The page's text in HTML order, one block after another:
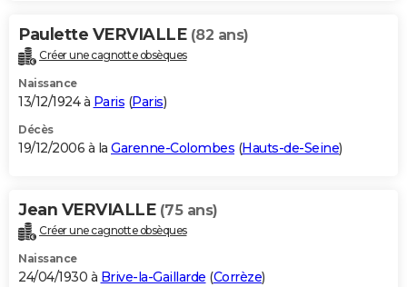
Paulette VERVIALLE (82 ans)
Créer une cagnotte obsèques
Naissance
13/12/1924 à Paris (Paris)
Décès
19/12/2006 à la Garenne-Colombes (Hauts-de-Seine)
Jean VERVIALLE (75 ans)
Créer une cagnotte obsèques
Naissance
24/04/1930 à Brive-la-Gaillarde (Corrèze)